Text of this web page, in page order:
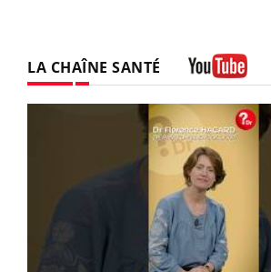
LA CHAÎNE SANTÉ